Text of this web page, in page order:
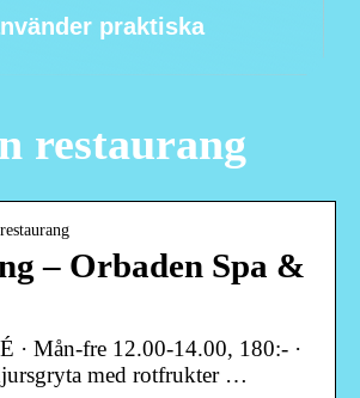
praktiska
restaurang
– Orbaden Spa &
· Mån-fre 12.00-14.00, 180:- ·
med rotfrukter …